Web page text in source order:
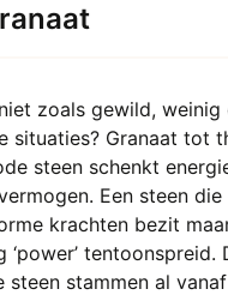
zoals gewild, weinig
situaties? Granaat tot
steen schenkt
Een steen die
krachten bezit
‘power’ tentoonspreid.
steen stammen al